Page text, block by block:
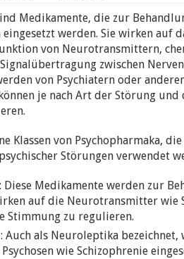
Medikamente, die zur
werden. Sie wirken auf
von Neurotransmittern,
zwischen
von Psychiatern oder
je nach Art der Störung
Klassen von Psychopharmaka,
Störungen verwendet
: Diese Medikamente werden zur
auf die Neurotransmitter
Stimmung zu regulieren.
: Auch als Neuroleptika
wie Schizophrenie